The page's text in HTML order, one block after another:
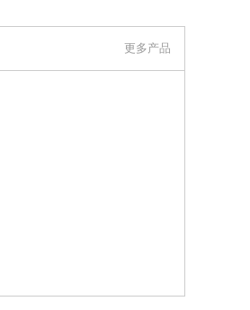
更多产品